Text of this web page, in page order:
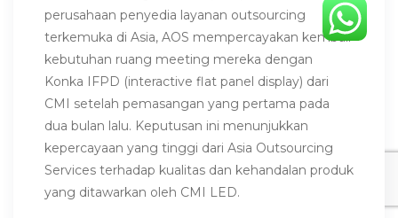
perusahaan penyedia layanan outsourcing
terkemuka di Asia, AOS mempercayakan kembali
kebutuhan ruang meeting mereka dengan
Konka IFPD (interactive flat panel display) dari
CMI setelah pemasangan yang pertama pada
dua bulan lalu. Keputusan ini menunjukkan
kepercayaan yang tinggi dari Asia Outsourcing
Services terhadap kualitas dan kehandalan produk
yang ditawarkan oleh CMI LED.